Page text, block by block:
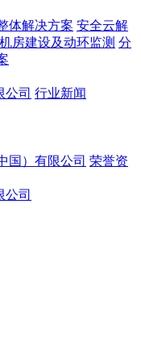
体解决方案 安全云解
房建设及动环监测 分
公司 行业新闻
国）有限公司 荣誉资
公司